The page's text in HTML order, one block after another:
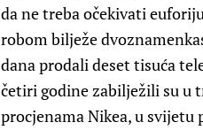
da ne treba očekivati
robom bilježe
dana prodali deset tisuća
četiri godine zabilježili su u
procjenama Nikea, u svijetu